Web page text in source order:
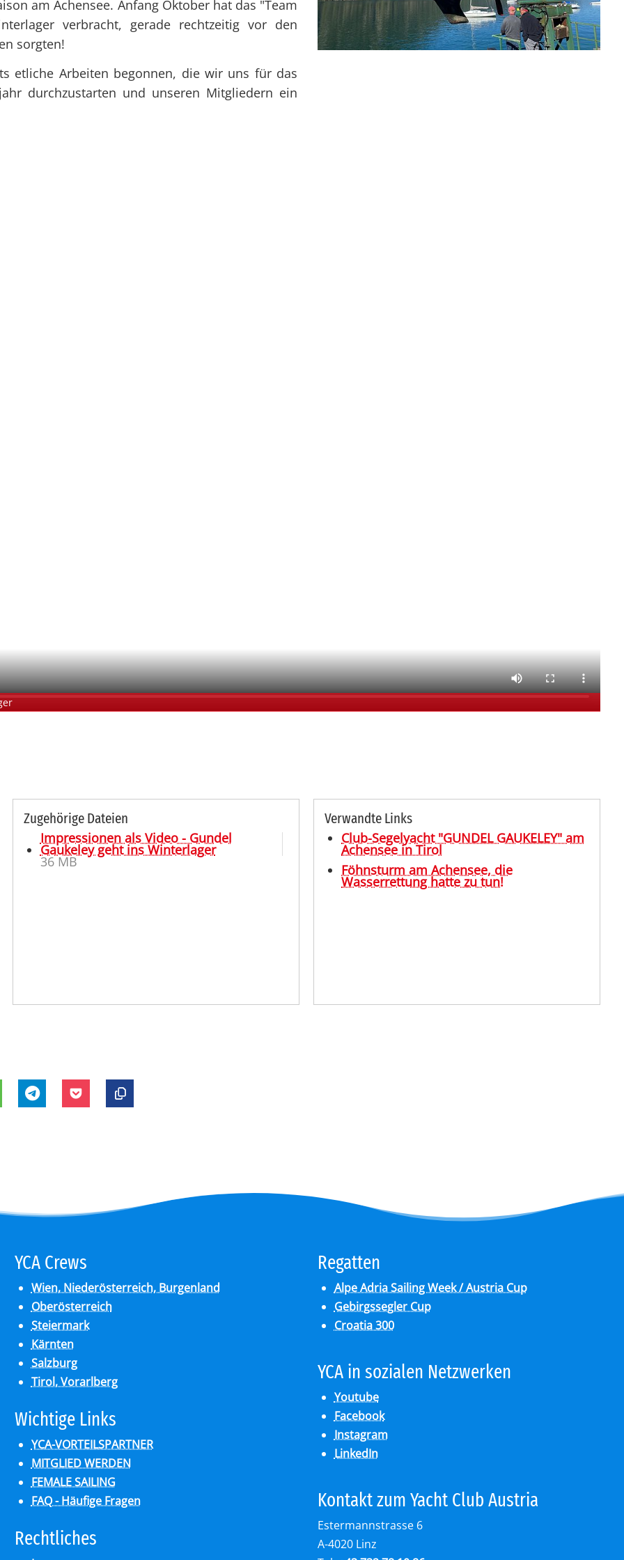
Datenschutz
Notwendige
Unterlagen zur FB2 -
Praxisprüfung
Ausstellung
Befähigungsausweise
Clubtörns
Club-Segelyacht
DAISY DUCK
Organigramm
SY Gundel Gaukeley
SY Daisy Duck
Organigramm
Unsere Clubabende
Ausbildung
Trainerïnnen
Organigramm
Segel-Bundesliga
Gutschein
Crewbörse
am Achensee. Anfang Oktober hat das "Team
verbracht, gerade rechtzeitig vor den
sorgten!
etliche Arbeiten begonnen, die wir uns für das
durchzustarten und unseren Mitgliedern ein
Zugehörige Dateien
Impressionen als Video - Gundel
Gaukeley geht ins Winterlager
36 MB
Verwandte Links
Club-Segelyacht "GUNDEL GAUKELEY" am
Achensee in Tirol
Föhnsturm am Achensee, die
Wasserrettung hatte zu tun!
YCA Crews
Wien, Niederösterreich, Burgenland
Oberösterreich
Steiermark
Kärnten
Salzburg
Tirol, Vorarlberg
Wich­ti­ge Links
YCA-VORTEILSPARTNER
MITGLIED WERDEN
FEMALE SAILING
FAQ - Häufige Fragen
Recht­li­ches
Re­gat­ten
Alpe Adria Sailing Week / Austria Cup
Gebirgssegler Cup
Croatia 300
YCA in so­zia­len Netz­wer­ken
Youtube
Facebook
Instagram
LinkedIn
Kon­takt zum Yacht Club Aus­tria
Estermannstrasse 6
A-4020 Linz